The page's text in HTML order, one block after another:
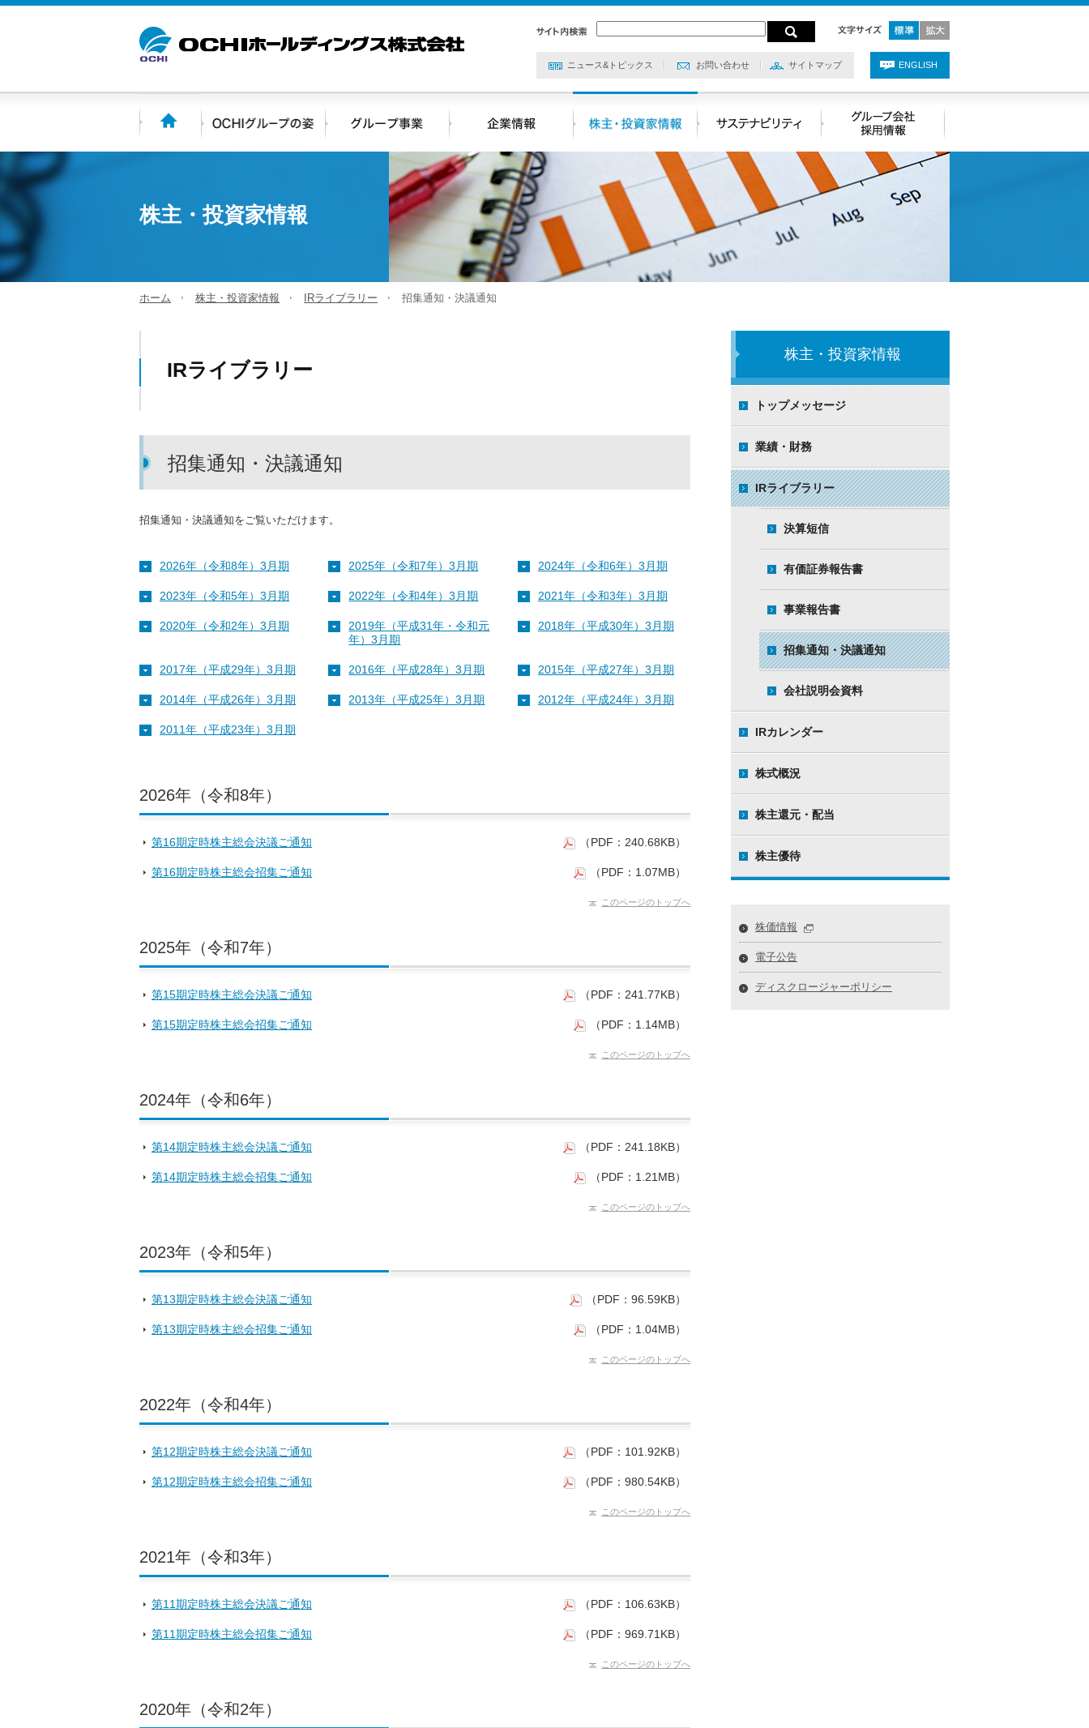
ニュース&トピックス お問い合わせ サイトマップ ENGLISH
株主・投資家情報
ホーム 株主・投資家情報 IRライブラリー 招集通知・決議通知
IRライブラリー
招集通知・決議通知
招集通知・決議通知をご覧いただけます。
2026年（令和8年）3月期 2025年（令和7年）3月期 2024年（令和6年）3月期
2023年（令和5年）3月期 2022年（令和4年）3月期 2021年（令和3年）3月期
2020年（令和2年）3月期
2019年（平成31年・令和元
年）3月期
2018年（平成30年）3月期
2017年（平成29年）3月期 2016年（平成28年）3月期 2015年（平成27年）3月期
2014年（平成26年）3月期 2013年（平成25年）3月期 2012年（平成24年）3月期
2011年（平成23年）3月期
2026年（令和8年）
第16期定時株主総会決議ご通知 （PDF：240.68KB）
第16期定時株主総会招集ご通知 （PDF：1.07MB）
このページのトップへ
2025年（令和7年）
第15期定時株主総会決議ご通知 （PDF：241.77KB）
第15期定時株主総会招集ご通知 （PDF：1.14MB）
このページのトップへ
2024年（令和6年）
第14期定時株主総会決議ご通知 （PDF：241.18KB）
第14期定時株主総会招集ご通知 （PDF：1.21MB）
このページのトップへ
2023年（令和5年）
第13期定時株主総会決議ご通知 （PDF：96.59KB）
第13期定時株主総会招集ご通知 （PDF：1.04MB）
このページのトップへ
2022年（令和4年）
第12期定時株主総会決議ご通知 （PDF：101.92KB）
第12期定時株主総会招集ご通知 （PDF：980.54KB）
このページのトップへ
2021年（令和3年）
第11期定時株主総会決議ご通知 （PDF：106.63KB）
第11期定時株主総会招集ご通知 （PDF：969.71KB）
このページのトップへ
2020年（令和2年）
株主・投資家情報
トップメッセージ
業績・財務
IRライブラリー
決算短信
有価証券報告書
事業報告書
招集通知・決議通知
会社説明会資料
IRカレンダー
株式概況
株主還元・配当
株主優待
株価情報
電子公告
ディスクロージャーポリシー